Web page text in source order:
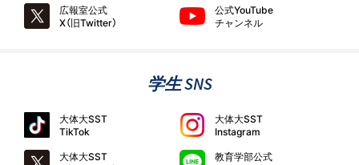
広報室公式
X（旧Twitter）
公式YouTube
チャンネル
学生 SNS
大体大SST
TikTok
大体大SST
Instagram
大体大SST
教育学部公式